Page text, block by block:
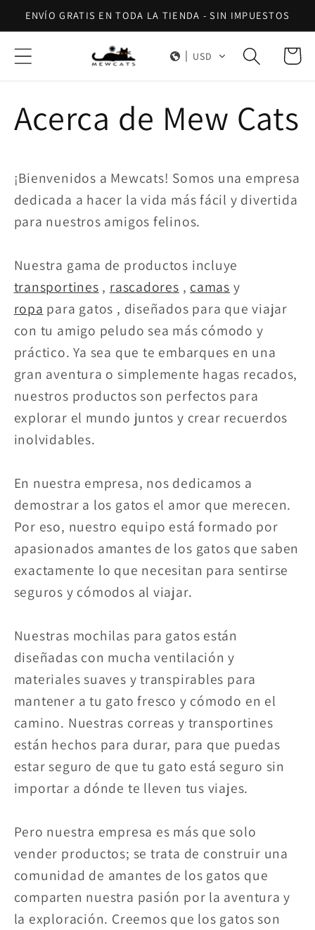
directamente
al contenido
ENVÍO GRATIS EN TODA LA TIENDA - SIN IMPUESTOS
USD Carrito
Acerca de Mew Cats
¡Bienvenidos a Mewcats! Somos una empresa
dedicada a hacer la vida más fácil y divertida
para nuestros amigos felinos.
Nuestra gama de productos incluye
transportines , rascadores , camas y
ropa para gatos , diseñados para que viajar
con tu amigo peludo sea más cómodo y
práctico. Ya sea que te embarques en una
gran aventura o simplemente hagas recados,
nuestros productos son perfectos para
explorar el mundo juntos y crear recuerdos
inolvidables.
En nuestra empresa, nos dedicamos a
demostrar a los gatos el amor que merecen.
Por eso, nuestro equipo está formado por
apasionados amantes de los gatos que saben
exactamente lo que necesitan para sentirse
seguros y cómodos al viajar.
Nuestras mochilas para gatos están
diseñadas con mucha ventilación y
materiales suaves y transpirables para
mantener a tu gato fresco y cómodo en el
camino. Nuestras correas y transportines
están hechos para durar, para que puedas
estar seguro de que tu gato está seguro sin
importar a dónde te lleven tus viajes.
Pero nuestra empresa es más que solo
vender productos; se trata de construir una
comunidad de amantes de los gatos que
comparten nuestra pasión por la aventura y
la exploración. Creemos que los gatos son